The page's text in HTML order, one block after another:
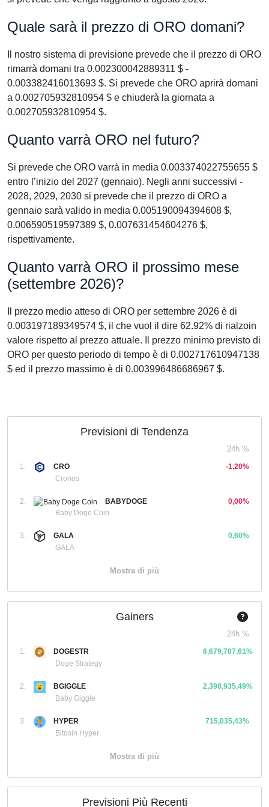
Quale sarà il prezzo di ORO domani?
Il nostro sistema di previsione prevede che il prezzo di ORO
rimarrà domani tra 0.002300042889311 $ -
0.003382416013693 $. Si prevede che ORO aprirà domani
a 0.002705932810954 $ e chiuderà la giornata a
0.002705932810954 $.
Quanto varrà ORO nel futuro?
Si prevede che ORO varrà in media 0.003374022755655 $
entro l’inizio del 2027 (gennaio). Negli anni successivi -
2028, 2029, 2030 si prevede che il prezzo di ORO a
gennaio sarà valido in media 0.005190094394608 $,
0.006590519597389 $, 0.007631454604276 $,
rispettivamente.
Quanto varrà ORO il prossimo mese
(settembre 2026)?
Il prezzo medio atteso di ORO per settembre 2026 è di
0.003197189349574 $, il che vuol il dire 62.92% di rialzoin
valore rispetto al prezzo attuale. Il prezzo minimo previsto di
ORO per questo periodo di tempo è di 0.002717610947138
$ ed il prezzo massimo è di 0.003996486686967 $.
Previsioni di Tendenza
24h %
1.
CRO
Cronos
-1,20%
2.
BABYDOGE
Baby Doge Coin
0,00%
3.
GALA
GALA
0,60%
Mostra di più
Gainers
24h %
1.
DOGESTR
Doge Strategy
6,679,707,61%
2.
BGIGGLE
Baby Giggle
2,398,935,49%
3.
HYPER
Bitcoin Hyper
715,035,43%
Mostra di più
Previsioni Più Recenti